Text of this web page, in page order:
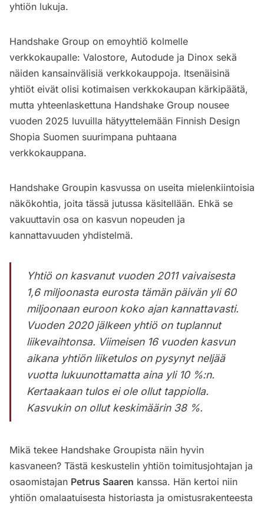
yhtiön lukuja.
Handshake Group on emoyhtiö kolmelle
verkkokaupalle: Valostore, Autodude ja Dinox sekä
näiden kansainvälisiä verkkokauppoja. Itsenäisinä
yhtiöt eivät olisi kotimaisen verkkokaupan kärkipäätä,
mutta yhteenlaskettuna Handshake Group nousee
vuoden 2025 luvuilla hätyyttelemään Finnish Design
Shopia Suomen suurimpana puhtaana
verkkokauppana.
Handshake Groupin kasvussa on useita mielenkiintoisia
näkökohtia, joita tässä jutussa käsitellään. Ehkä se
vakuuttavin osa on kasvun nopeuden ja
kannattavuuden yhdistelmä.
Yhtiö on kasvanut vuoden 2011 vaivaisesta
1,6 miljoonasta eurosta tämän päivän yli 60
miljoonaan euroon koko ajan kannattavasti.
Vuoden 2020 jälkeen yhtiö on tuplannut
liikevaihtonsa. Viimeisen 16 vuoden kasvun
aikana yhtiön liiketulos on pysynyt neljää
vuotta lukuunottamatta aina yli 10 %:n.
Kertaakaan tulos ei ole ollut tappiolla.
Kasvukin on ollut keskimäärin 38 %.
Mikä tekee Handshake Groupista näin hyvin
kasvaneen? Tästä keskustelin yhtiön toimitusjohtajan ja
osaomistajan Petrus Saaren kanssa. Hän kertoi niin
yhtiön omalaatuisesta historiasta ja omistusrakenteesta